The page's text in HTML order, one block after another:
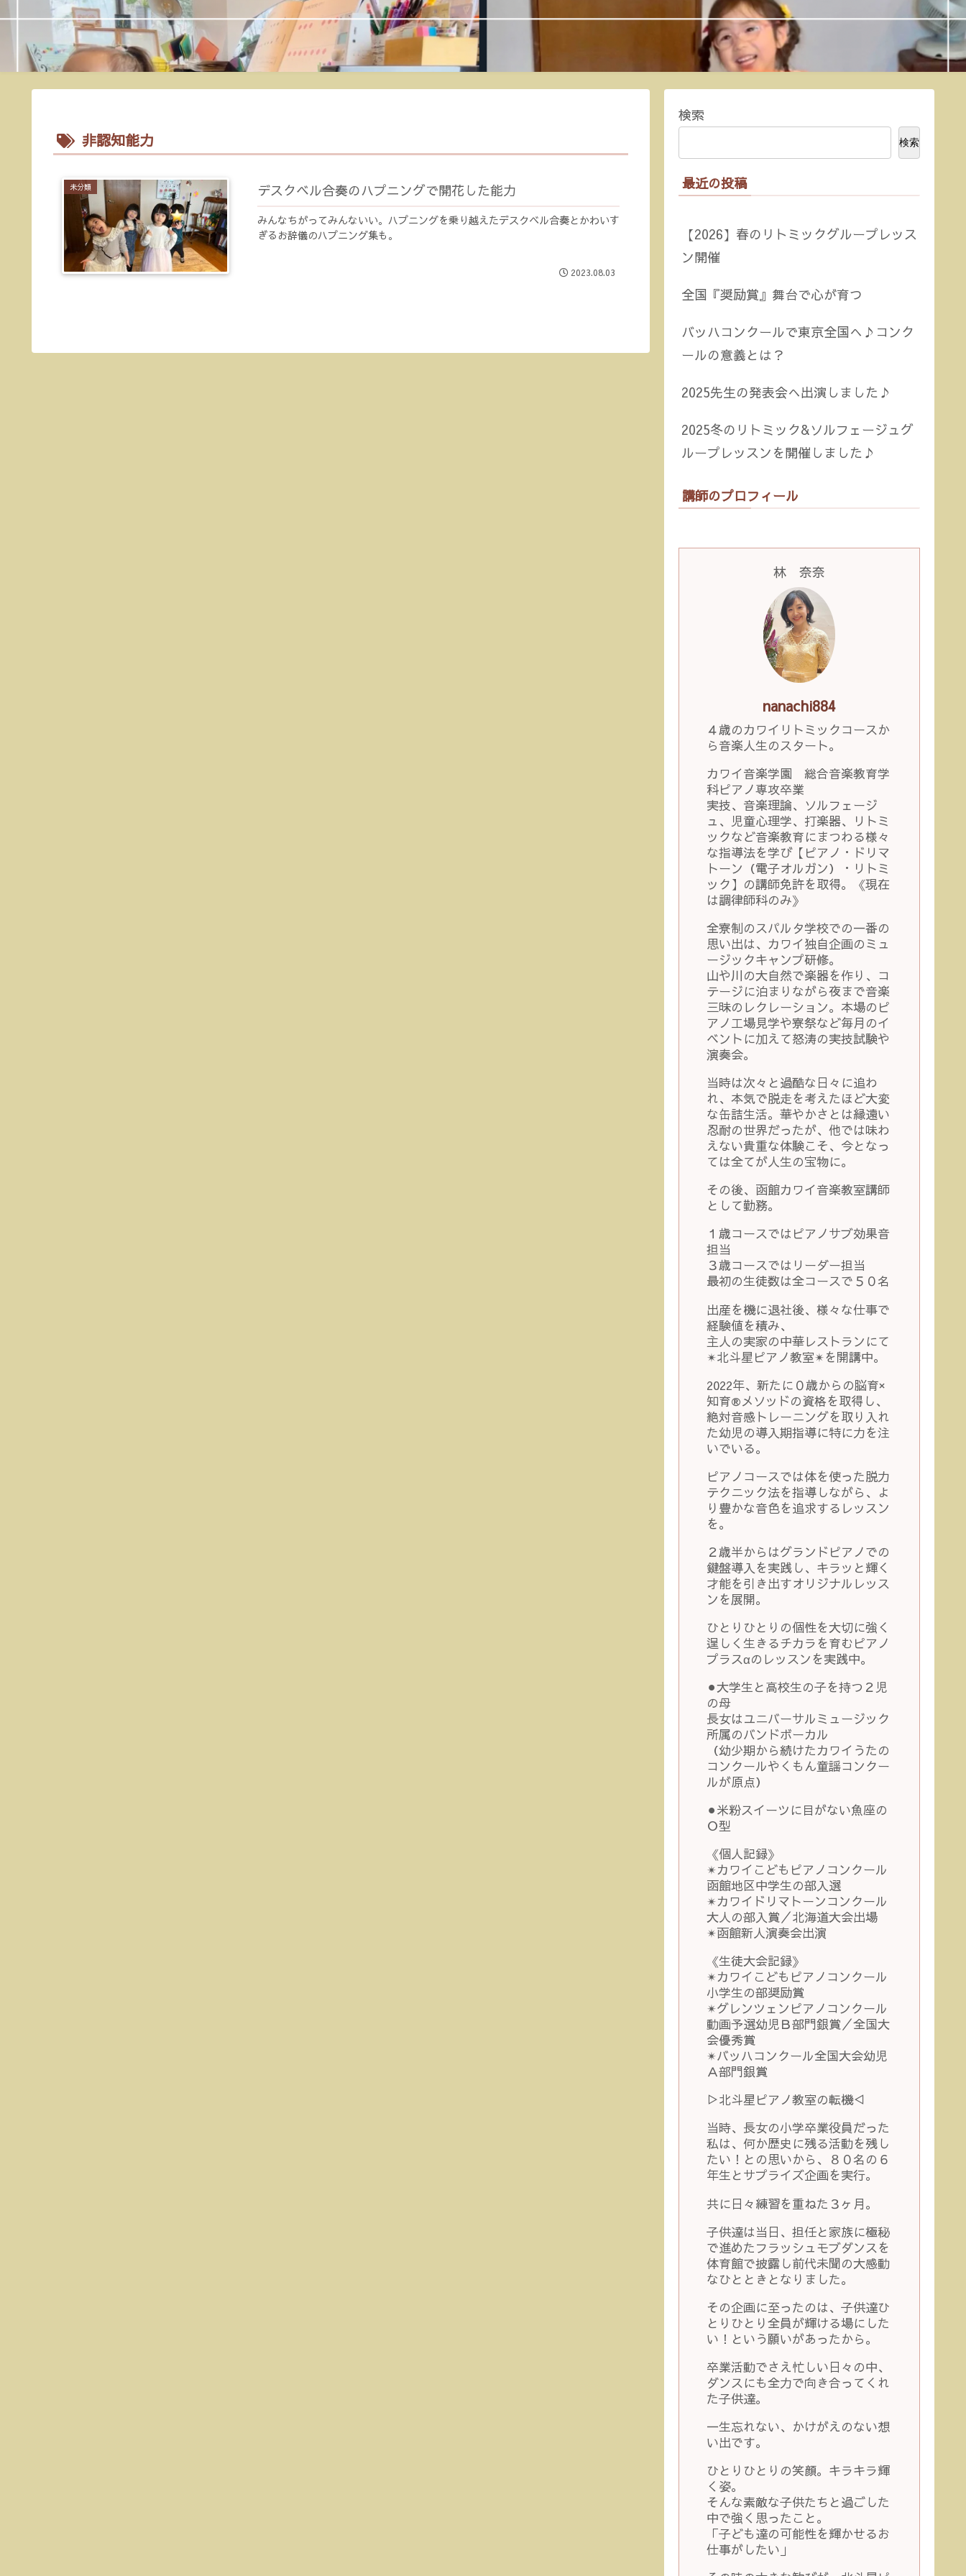
非認知能力
未分類 デスクベル合奏のハプニングで開花した能力
みんなちがってみんないい。ハプニングを乗り越えたデスクベル合奏とかわいす
ぎるお辞儀のハプニング集も。
2023.08.03
検索
検索
最近の投稿
【2026】春のリトミックグループレッス
ン開催
全国『奨励賞』舞台で心が育つ
バッハコンクールで東京全国へ♪コンク
ールの意義とは？
2025先生の発表会へ出演しました♪
2025冬のリトミック&ソルフェージュグ
ループレッスンを開催しました♪
講師のプロフィール
林 奈奈
nanachi884
４歳のカワイリトミックコースか
ら音楽人生のスタート。
カワイ音楽学園 総合音楽教育学
科ピアノ専攻卒業
実技、音楽理論、ソルフェージ
ュ、児童心理学、打楽器、リトミ
ックなど音楽教育にまつわる様々
な指導法を学び【ピアノ・ドリマ
トーン（電子オルガン）・リトミ
ック】の講師免許を取得。《現在
は調律師科のみ》
全寮制のスパルタ学校での一番の
思い出は、カワイ独自企画のミュ
ージックキャンプ研修。
山や川の大自然で楽器を作り、コ
テージに泊まりながら夜まで音楽
三昧のレクレーション。本場のピ
アノ工場見学や寮祭など毎月のイ
ベントに加えて怒涛の実技試験や
演奏会。
当時は次々と過酷な日々に追わ
れ、本気で脱走を考えたほど大変
な缶詰生活。華やかさとは縁遠い
忍耐の世界だったが、他では味わ
えない貴重な体験こそ、今となっ
ては全てが人生の宝物に。
その後、函館カワイ音楽教室講師
として勤務。
１歳コースではピアノサブ効果音
担当
３歳コースではリーダー担当
最初の生徒数は全コースで５０名
出産を機に退社後、様々な仕事で
経験値を積み、
主人の実家の中華レストランにて
✴︎北斗星ピアノ教室✴︎を開講中。
2022年、新たに０歳からの脳育×
知育®︎メソッドの資格を取得し、
絶対音感トレーニングを取り入れ
た幼児の導入期指導に特に力を注
いでいる。
ピアノコースでは体を使った脱力
テクニック法を指導しながら、よ
り豊かな音色を追求するレッスン
を。
２歳半からはグランドピアノでの
鍵盤導入を実践し、キラッと輝く
才能を引き出すオリジナルレッス
ンを展開。
ひとりひとりの個性を大切に強く
逞しく生きるチカラを育むピアノ
プラスαのレッスンを実践中。
⚫︎大学生と高校生の子を持つ２児
の母
長女はユニバーサルミュージック
所属のバンドボーカル
（幼少期から続けたカワイうたの
コンクールやくもん童謡コンクー
ルが原点）
⚫︎米粉スイーツに目がない魚座の
Ｏ型
《個人記録》
✴︎カワイこどもピアノコンクール
函館地区中学生の部入選
✴︎カワイドリマトーンコンクール
大人の部入賞／北海道大会出場
✴︎函館新人演奏会出演
《生徒大会記録》
✴︎カワイこどもピアノコンクール
小学生の部奨励賞
✴︎グレンツェンピアノコンクール
動画予選幼児Ｂ部門銀賞／全国大
会優秀賞
✴︎バッハコンクール全国大会幼児
Ａ部門銀賞
▷北斗星ピアノ教室の転機◁
当時、長女の小学卒業役員だった
私は、何か歴史に残る活動を残し
たい！との思いから、８０名の６
年生とサプライズ企画を実行。
共に日々練習を重ねた３ヶ月。
子供達は当日、担任と家族に極秘
で進めたフラッシュモブダンスを
体育館で披露し前代未聞の大感動
なひとときとなりました。
その企画に至ったのは、子供達ひ
とりひとり全員が輝ける場にした
い！という願いがあったから。
卒業活動でさえ忙しい日々の中、
ダンスにも全力で向き合ってくれ
た子供達。
一生忘れない、かけがえのない想
い出です。
ひとりひとりの笑顔。キラキラ輝
く姿。
そんな素敵な子供たちと過ごした
中で強く思ったこと。
「子ども達の可能性を輝かせるお
仕事がしたい」